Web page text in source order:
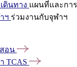
ดินทาง แผนที่และกา
ฯ ร่วมงานกับจุฬาฯ
อน
TCAS